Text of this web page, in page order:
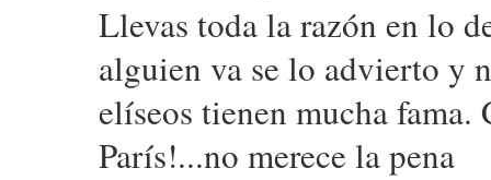
Llevas toda la razón en lo
alguien va se lo advierto y
elíseos tienen mucha fama.
París!...no merece la pena